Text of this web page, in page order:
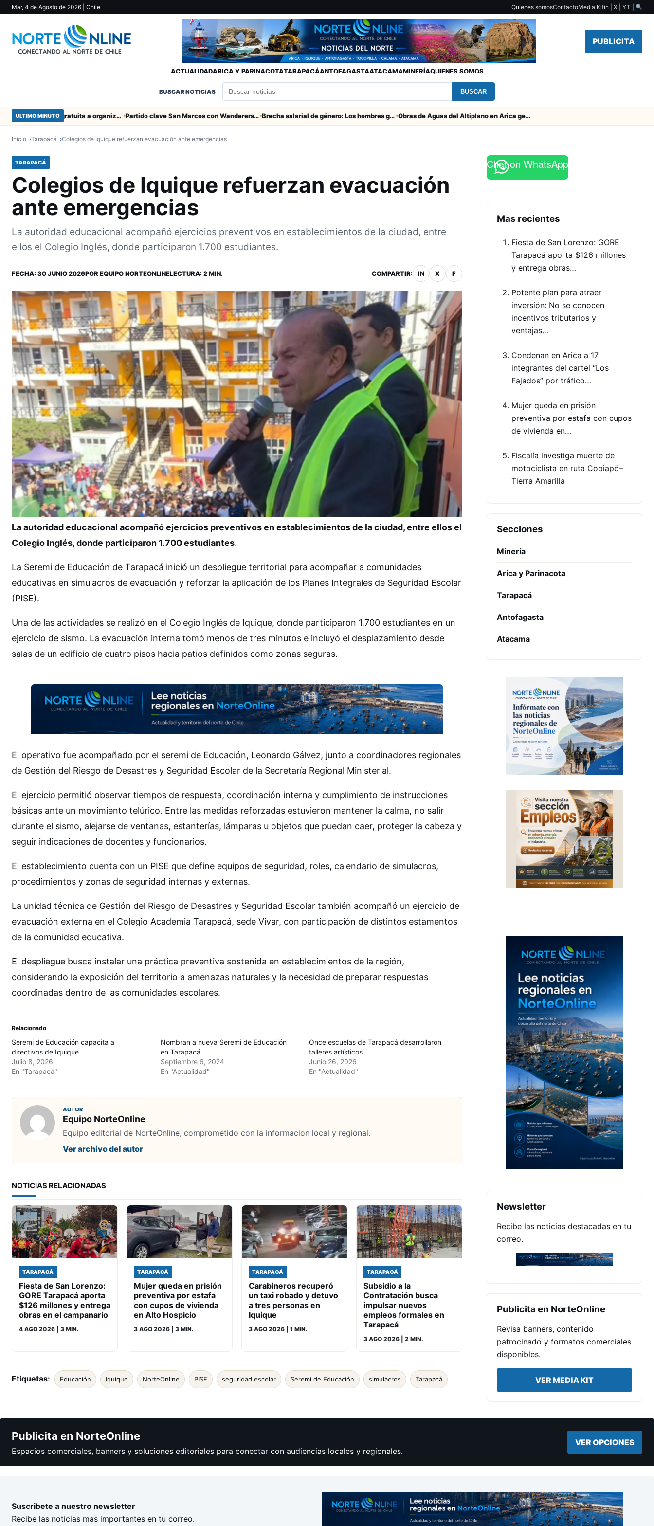
Mar, 4 de Agosto de 2026 | Chile Quienes somosContactoMedia Kitin | X | YT |
PUBLICITA
ACTUALIDADARICA Y PARINACOTATARAPACÁANTOFAGASTAATACAMAMINERÍAQUIENES SOMOS
BUSCAR NOTICIAS BUSCAR
ULTIMO MINUTO Entregaron fibra óptica gratuita a organizaciones sociales de Arica Partido clave San Marcos con Wanderers este sábado a las 15 horas en Valparaíso Brecha salarial de género: Los hombres ganan seis veces más que las mujeres Obras de Aguas del Altiplano en Arica generan puestos de trabajo
Inicio Tarapacá Colegios de Iquique refuerzan evacuación ante emergencias
TARAPACÁ
Colegios de Iquique refuerzan evacuación
ante emergencias
La autoridad educacional acompañó ejercicios preventivos en establecimientos de la ciudad, entre
ellos el Colegio Inglés, donde participaron 1.700 estudiantes.
FECHA: 30 JUNIO 2026POR EQUIPO NORTEONLINELECTURA: 2 MIN. COMPARTIR: IN X F
La autoridad educacional acompañó ejercicios preventivos en establecimientos de la ciudad, entre ellos el
Colegio Inglés, donde participaron 1.700 estudiantes.
La Seremi de Educación de Tarapacá inició un despliegue territorial para acompañar a comunidades
educativas en simulacros de evacuación y reforzar la aplicación de los Planes Integrales de Seguridad Escolar
(PISE).
Una de las actividades se realizó en el Colegio Inglés de Iquique, donde participaron 1.700 estudiantes en un
ejercicio de sismo. La evacuación interna tomó menos de tres minutos e incluyó el desplazamiento desde
salas de un edificio de cuatro pisos hacia patios definidos como zonas seguras.
El operativo fue acompañado por el seremi de Educación, Leonardo Gálvez, junto a coordinadores regionales
de Gestión del Riesgo de Desastres y Seguridad Escolar de la Secretaría Regional Ministerial.
El ejercicio permitió observar tiempos de respuesta, coordinación interna y cumplimiento de instrucciones
básicas ante un movimiento telúrico. Entre las medidas reforzadas estuvieron mantener la calma, no salir
durante el sismo, alejarse de ventanas, estanterías, lámparas u objetos que puedan caer, proteger la cabeza y
seguir indicaciones de docentes y funcionarios.
El establecimiento cuenta con un PISE que define equipos de seguridad, roles, calendario de simulacros,
procedimientos y zonas de seguridad internas y externas.
La unidad técnica de Gestión del Riesgo de Desastres y Seguridad Escolar también acompañó un ejercicio de
evacuación externa en el Colegio Academia Tarapacá, sede Vivar, con participación de distintos estamentos
de la comunidad educativa.
El despliegue busca instalar una práctica preventiva sostenida en establecimientos de la región,
considerando la exposición del territorio a amenazas naturales y la necesidad de preparar respuestas
coordinadas dentro de las comunidades escolares.
Relacionado
Seremi de Educación capacita a
directivos de Iquique
Julio 8, 2026
En "Tarapacá"
Nombran a nueva Seremi de Educación
en Tarapacá
Septiembre 6, 2024
En "Actualidad"
Once escuelas de Tarapacá desarrollaron
talleres artísticos
Junio 26, 2026
En "Actualidad"
AUTOR
Equipo NorteOnline
Equipo editorial de NorteOnline, comprometido con la informacion local y regional.
Ver archivo del autor
NOTICIAS RELACIONADAS
TARAPACÁ
Fiesta de San Lorenzo:
GORE Tarapacá aporta
$126 millones y entrega
obras en el campanario
4 AGO 2026 | 3 MIN.
TARAPACÁ
Mujer queda en prisión
preventiva por estafa
con cupos de vivienda
en Alto Hospicio
3 AGO 2026 | 3 MIN.
TARAPACÁ
Carabineros recuperó
un taxi robado y detuvo
a tres personas en
Iquique
3 AGO 2026 | 1 MIN.
TARAPACÁ
Subsidio a la
Contratación busca
impulsar nuevos
empleos formales en
Tarapacá
3 AGO 2026 | 2 MIN.
Etiquetas: Educación Iquique NorteOnline PISE seguridad escolar Seremi de Educación simulacros Tarapacá
Chat on WhatsApp
Mas recientes
Fiesta de San Lorenzo: GORE
Tarapacá aporta $126 millones
y entrega obras…
Potente plan para atraer
inversión: No se conocen
incentivos tributarios y
ventajas…
Condenan en Arica a 17
integrantes del cartel “Los
Fajados” por tráfico…
Mujer queda en prisión
preventiva por estafa con cupos
de vivienda en…
Fiscalía investiga muerte de
motociclista en ruta Copiapó–
Tierra Amarilla
Secciones
Minería
Arica y Parinacota
Tarapacá
Antofagasta
Atacama
Newsletter
Recibe las noticias destacadas en tu
correo.
Publicita en NorteOnline
Revisa banners, contenido
patrocinado y formatos comerciales
disponibles.
VER MEDIA KIT
Publicita en NorteOnline
Espacios comerciales, banners y soluciones editoriales para conectar con audiencias locales y regionales.
VER OPCIONES
Suscribete a nuestro newsletter
Recibe las noticias mas importantes en tu correo.